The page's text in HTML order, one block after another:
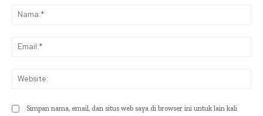
Simpan nama, email, dan situs web saya di browser ini untuk lain kali